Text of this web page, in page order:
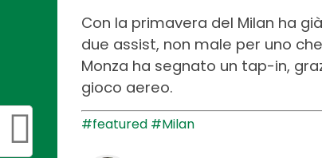
Con la primavera del Milan ha
due assist, non male per uno
Monza ha segnato un tap-in,
gioco aereo.
#featured #Milan